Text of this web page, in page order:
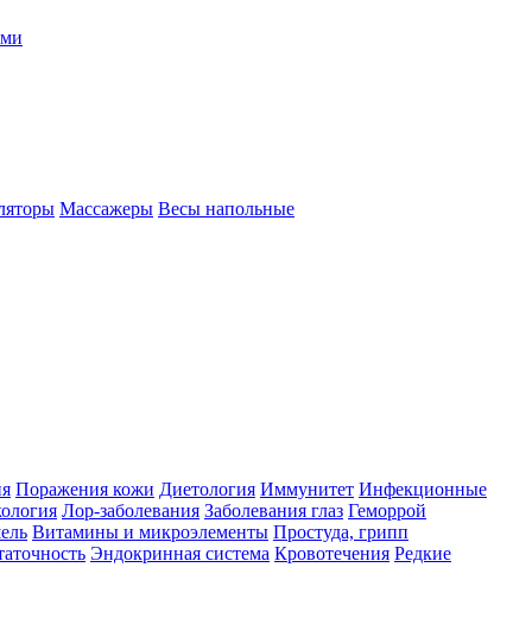
Массажеры Весы напольные
Поражения кожи Диетология Иммунитет Инфекционные
Лор-заболевания Заболевания глаз Геморрой
Витамины и микроэлементы Простуда, грипп
Эндокринная система Кровотечения Редкие